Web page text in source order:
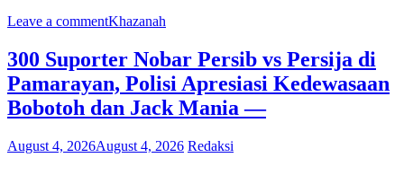
Leave a commentKhazanah
300 Suporter Nobar Persib vs Persija di
Pamarayan, Polisi Apresiasi Kedewasaan
Bobotoh dan Jack Mania —
August 4, 2026August 4, 2026 Redaksi